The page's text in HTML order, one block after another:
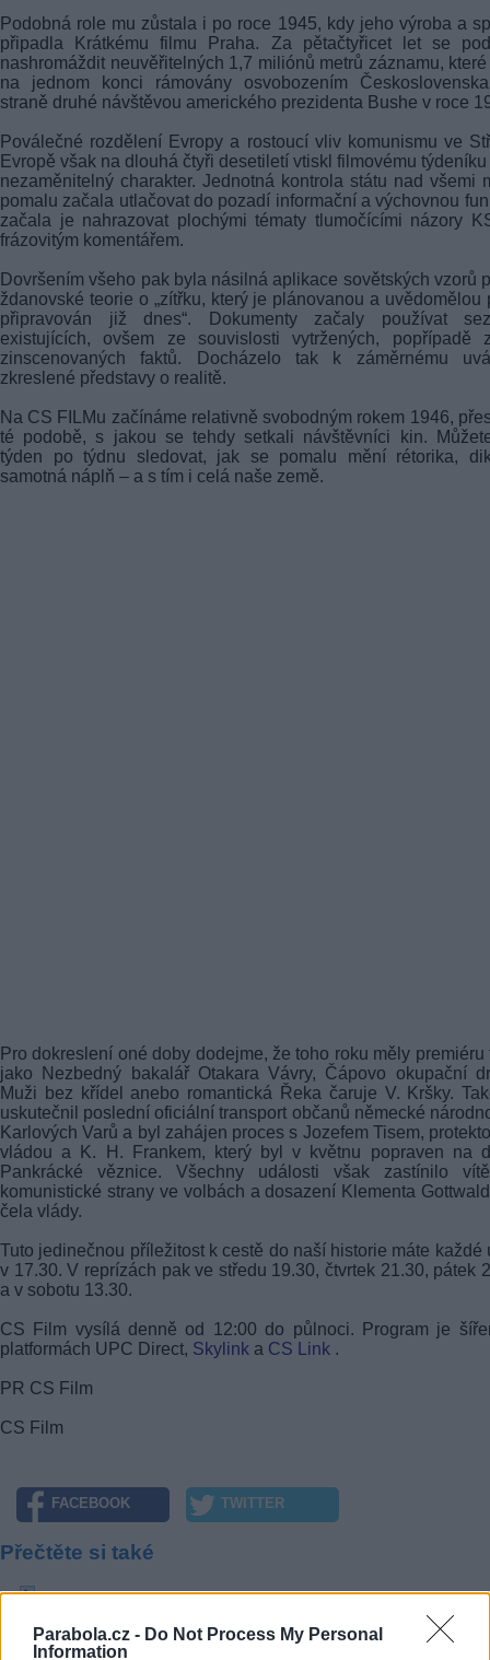
Parabola.cz - Do Not Process My Personal
Information
Podobná role mu zůstala i po roce 1945, kdy jeho výroba a
připadla Krátkému filmu Praha. Za pětačtyřicet let se
nashromáždit neuvěřitelných 1,7 miliónů metrů záznamu,
na jednom konci rámovány osvobozením
straně druhé návštěvou amerického prezidenta Bushe v roce
Poválečné rozdělení Evropy a rostoucí vliv komunismu ve
Evropě však na dlouhá čtyři desetiletí vtiskl filmovému
nezaměnitelný charakter. Jednotná kontrola státu nad všemi
pomalu začala utlačovat do pozadí informační a výchovnou
začala je nahrazovat plochými tématy tlumočícími názory
frázovitým komentářem.
Dovršením všeho pak byla násilná aplikace sovětských vzorů
ždanovské teorie o „zítřku, který je plánovanou a uvědomělou
připravován již dnes“. Dokumenty začaly používat
existujících, ovšem ze souvislosti vytržených, popřípadě
zinscenovaných faktů. Docházelo tak k záměrnému
zkreslené představy o realitě.
Na CS FILMu začínáme relativně svobodným rokem 1946,
té podobě, s jakou se tehdy setkali návštěvníci kin.
týden po týdnu sledovat, jak se pomalu mění rétorika,
samotná náplň – a s tím i celá naše země.
Pro dokreslení oné doby dodejme, že toho roku měly premiéru
jako Nezbedný bakalář Otakara Vávry, Čápovo okupační
Muži bez křídel anebo romantická Řeka čaruje V. Kršky.
uskutečnil poslední oficiální transport občanů německé
Karlových Varů a byl zahájen proces s Jozefem Tisem,
vládou a K. H. Frankem, který byl v květnu popraven na
Pankrácké věznice. Všechny události však zastínilo
komunistické strany ve volbách a dosazení Klementa
čela vlády.
Tuto jedinečnou příležitost k cestě do naší historie máte každé
v 17.30. V reprízách pak ve středu 19.30, čtvrtek 21.30, pátek
a v sobotu 13.30.
CS Film vysílá denně od 12:00 do půlnoci. Program je
platformách UPC Direct, Skylink a CS Link .
PR CS Film
CS Film
FACEBOOK TWITTER
Přečtěte si také
Znáte české filmy? Nový televizor může být váš! Začínáme
Společnost Discovery Communications oslavuje 25. výročí od